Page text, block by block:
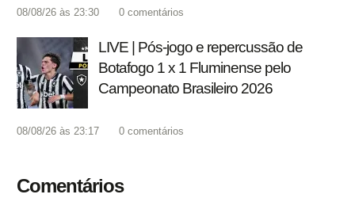
08/08/26 às 23:30 0 comentários
LIVE | Pós-jogo e repercussão de
Botafogo 1 x 1 Fluminense pelo
Campeonato Brasileiro 2026
08/08/26 às 23:17 0 comentários
Comentários